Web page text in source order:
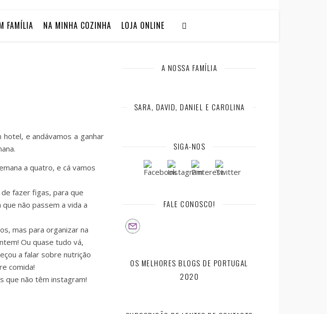
FAMÍLIA NA MINHA COZINHA LOJA ONLINE
e andávamos a ganhar
a quatro, e cá vamos
fazer figas, para que
não passem a vida a
mas para organizar na
Ou quase tudo vá,
a falar sobre nutrição
comida!
que não têm instagram!
A NOSSA FAMÍLIA
SARA, DAVID, DANIEL E CAROLINA
SIGA-NOS
FALE CONOSCO!
OS MELHORES BLOGS DE PORTUGAL
2020